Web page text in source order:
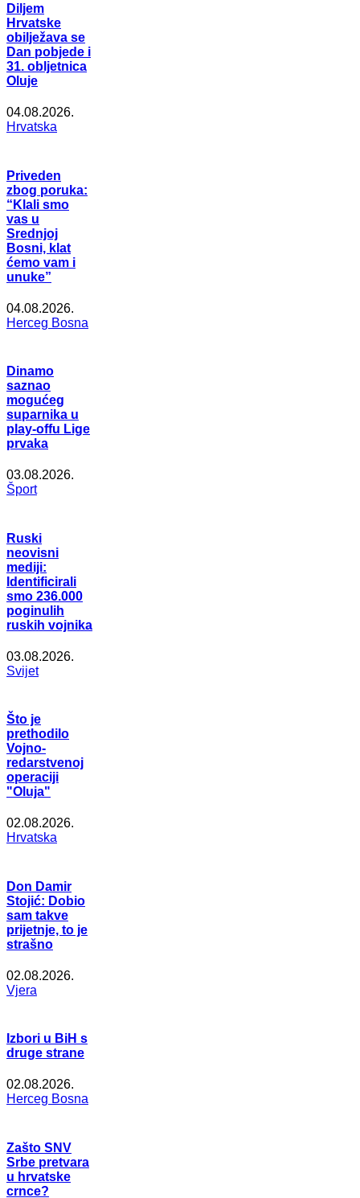
Diljem
Hrvatske
obilježava se
Dan pobjede i
31. obljetnica
Oluje
04.08.2026.
Hrvatska
Priveden
zbog poruka:
“Klali smo
vas u
Srednjoj
Bosni, klat
ćemo vam i
unuke”
04.08.2026.
Herceg Bosna
Dinamo
saznao
mogućeg
suparnika u
play-offu Lige
prvaka
03.08.2026.
Šport
Ruski
neovisni
mediji:
Identificirali
smo 236.000
poginulih
ruskih vojnika
03.08.2026.
Svijet
Što je
prethodilo
Vojno-
redarstvenoj
operaciji
"Oluja"
02.08.2026.
Hrvatska
Don Damir
Stojić: Dobio
sam takve
prijetnje, to je
strašno
02.08.2026.
Vjera
Izbori u BiH s
druge strane
02.08.2026.
Herceg Bosna
Zašto SNV
Srbe pretvara
u hrvatske
crnce?